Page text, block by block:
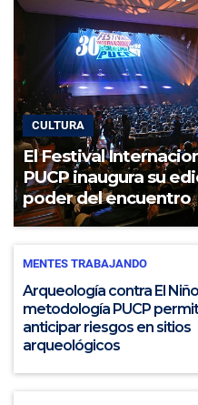
CULTURA
El Festival
PUCP inaugura su
poder del encuentro
MENTES TRABAJANDO
Arqueología contra El
metodología PUCP
anticipar riesgos en sitios
arqueológicos